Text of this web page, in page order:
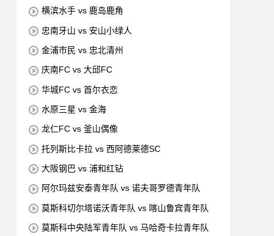
横滨水手 vs 鹿岛鹿角
忠南牙山 vs 安山小绿人
金浦市民 vs 忠北清州
庆南FC vs 大邱FC
华城FC vs 首尔衣恋
水原三星 vs 金海
龙仁FC vs 釜山偶像
托列斯比卡拉 vs 西阿德莱德SC
大阪钢巴 vs 浦和红钻
阿尔玛兹安泰青年队 vs 诺夫哥罗德青年队
莫斯科切尔塔诺沃青年队 vs 喀山鲁宾青年队
莫斯科中央陆军青年队 vs 马哈奇卡拉青年队